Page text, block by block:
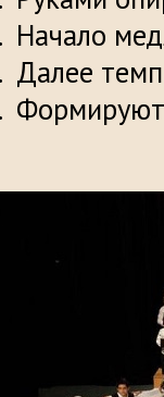
Начало
Далее